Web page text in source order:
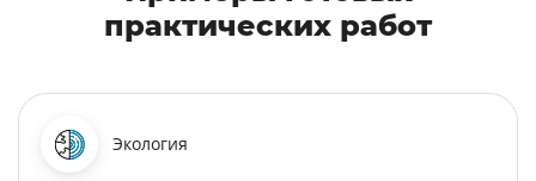
практических работ
Экология